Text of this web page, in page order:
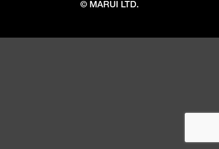
© MARUI LTD.